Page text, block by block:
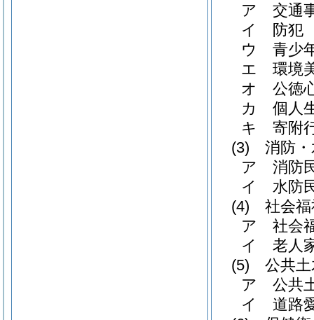
ア
交通
イ
防犯
ウ
青少
エ
環境
オ
公徳
カ
個人
キ
寄附
(3)
消防
ア
消防
イ
水防
(4)
社会
ア
社会
イ
老人
(5)
公共
ア
公共
イ
道路